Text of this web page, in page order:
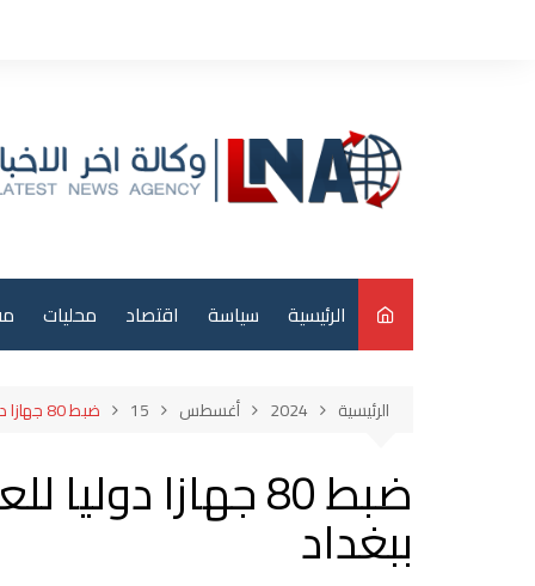
الرئيسية سياسة اقتصاد محليات
الرئيسية 2024 أغسطس 15 ضبط 80 جهازا دوليا للعب القمار في الكرادة ببغداد
ضبط 80 جهازا
ببغداد